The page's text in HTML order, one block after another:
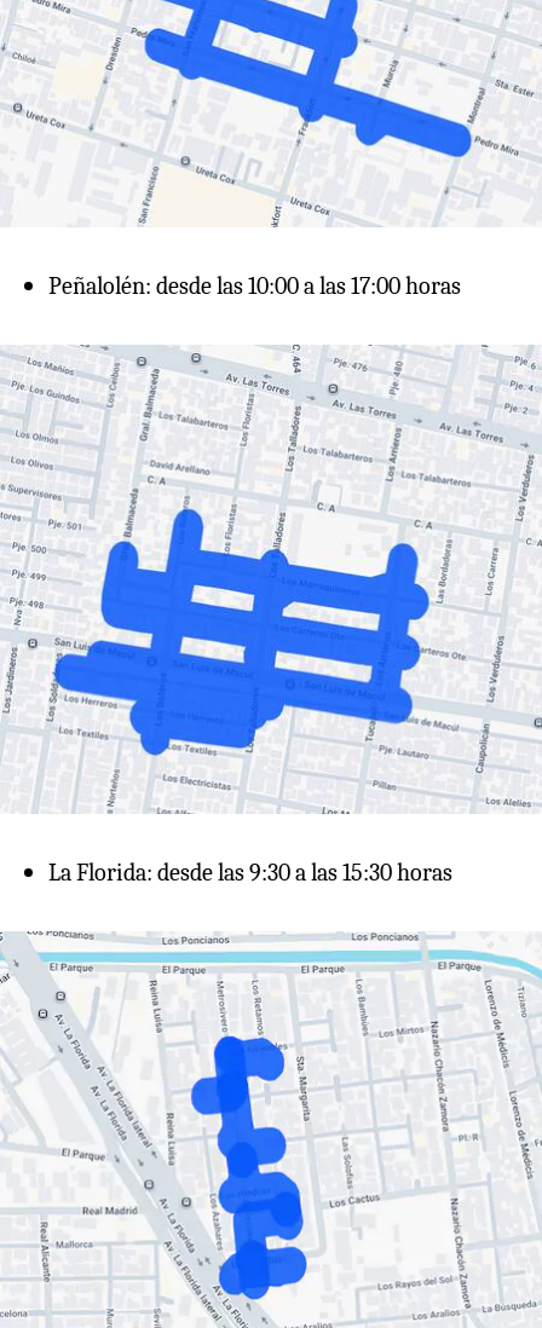
Peñalolén: desde las 10:00 a las 17:00 horas
La Florida: desde las 9:30 a las 15:30 horas